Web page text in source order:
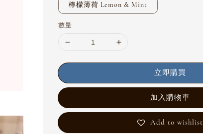
檸檬薄荷 Lemon & Mint
數量
立即購買
加入購物車
Add to wishlist